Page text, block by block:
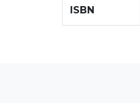
ISBN